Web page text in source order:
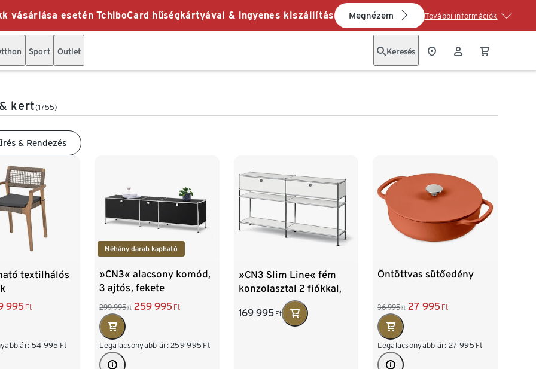
vásárlása esetén TchiboCard hűségkártyával & ingyenes kiszállítás Megnézem További információk
Sport Outlet Keresés
kert(1755)
& Rendezés
textilhálós
995 Ft
ár: 54 995 Ft
Néhány darab kapható
»CN3« alacsony komód,
3 ajtós, fekete
299 995 Ft 259 995 Ft
Legalacsonyabb ár: 259 995 Ft
»CN3 Slim Line« fém
konzolasztal 2 fiókkal,
169 995 Ft
Öntöttvas sütőedény
36 995 Ft 27 995 Ft
Legalacsonyabb ár: 27 995 Ft